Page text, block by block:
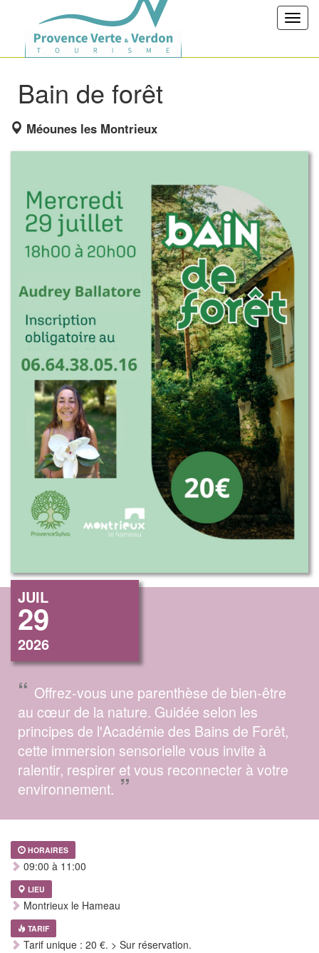
Bain de forêt
Méounes les Montrieux
JUIL
29
2026
“ Offrez-vous une parenthèse de bien-être
au cœur de la nature. Guidée selon les
principes de l'Académie des Bains de Forêt,
cette immersion sensorielle vous invite à
ralentir, respirer et vous reconnecter à votre
environnement. ”
HORAIRES
09:00 à 11:00
LIEU
Montrieux le Hameau
TARIF
Tarif unique : 20 €. > Sur réservation.